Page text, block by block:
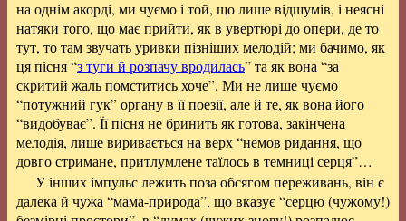
на однім акорді, ми чуємо і той, що лише відшумів, і неясні
натяки того, що має прийти, як в увертюрі до опери, де то
тут, то там звучать уривки пізніших мелодій; ми бачимо, як
ця пісня “з туги й розпачу вродилась” та як вона “за
скритий жаль помститись хоче”. Ми не лише чуємо
“потужний гук” органу в її поезії, але й те, як вона його
“видобуває”. Її пісня не бринить як готова, закінчена
мелодія, лише виривається на верх “немов ридання, що
довго стримане, притлумлене таїлось в темниці серця”…
У інших імпульс лежить поза обсягом переживань, він є
далека й чужа “мама-природа”, що вказує “серцю (чужому!)